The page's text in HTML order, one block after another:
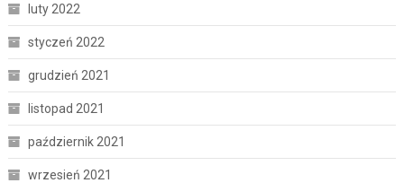
luty 2022
styczeń 2022
grudzień 2021
listopad 2021
październik 2021
wrzesień 2021